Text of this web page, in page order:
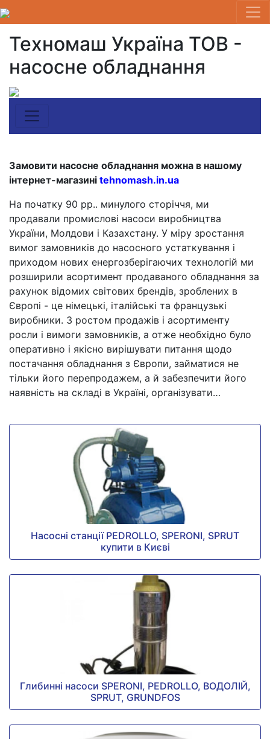
Техномаш Україна ТОВ -
насосне обладнання
Замовити насосне обладнання можна в нашому
інтернет-магазині tehnomash.in.ua
На початку 90 рр.. минулого сторіччя, ми
продавали промислові насоси виробництва
України, Молдови і Казахстану. У міру зростання
вимог замовників до насосного устаткування і
приходом нових енергозберігаючих технологій ми
розширили асортимент продаваного обладнання за
рахунок відомих світових брендів, зроблених в
Європі - це німецькі, італійські та французькі
виробники. З ростом продажів і асортименту
росли і вимоги замовників, а отже необхідно було
оперативно і якісно вирішувати питання щодо
постачання обладнання з Європи, займатися не
тільки його перепродажем, а й забезпечити його
наявність на складі в Україні, організувати…
Насосні станції PEDROLLO, SPERONI, SPRUT
купити в Києві
Глибинні насоси SPERONI, PEDROLLO, ВОДОЛІЙ,
SPRUT, GRUNDFOS